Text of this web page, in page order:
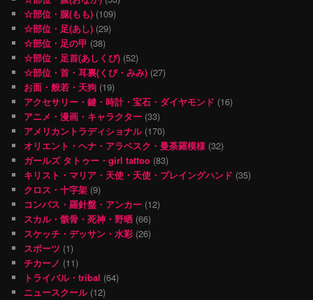
☆部位・腿(もも) (109)
☆部位・足(あし) (29)
☆部位・足の甲 (38)
☆部位・足首(あしくび) (52)
☆部位・首・耳裏(くび・みみ) (27)
お面・般若・天狗 (19)
アクセサリー・鍵・時計・宝石・ダイヤモンド (16)
アニメ・漫画・キャラクター (33)
アメリカントラディショナル(170)
オリエント・ヘナ・アラベスク・曼荼羅模様 (32)
ガールズ タトゥー・girl tattoo (83)
キリスト・マリア・天使・天使・プレイングハンド (35)
クロス・十字架 (9)
コンパス・羅針盤・アンカー (12)
スカル・骸骨・死神・野晒 (66)
スケッチ・デッサン・水彩 (26)
スポーツ (1)
チカーノ (11)
トライバル・tribal (64)
ニュースクール(12)